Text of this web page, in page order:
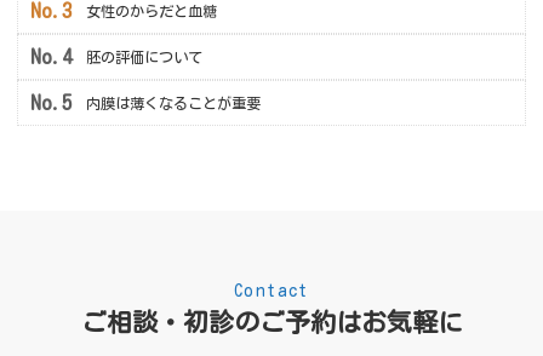
女性のからだと血糖
胚の評価について
内膜は薄くなることが重要
ご相談・初診のご予約はお気軽に
Contact